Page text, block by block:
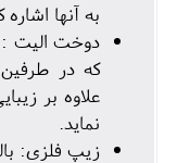
به آنها
که در
علاوه بر
نماید.
زیپ فلزی: